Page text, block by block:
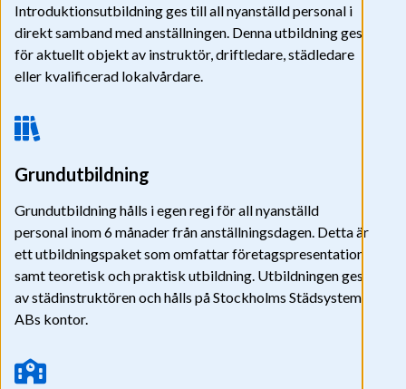
Introduktionsutbildning ges till all nyanställd personal i
direkt samband med anställningen. Denna utbildning ges
för aktuellt objekt av instruktör, driftledare, städledare
eller kvalificerad lokalvårdare.
Grundutbildning
Grundutbildning hålls i egen regi för all nyanställd
personal inom 6 månader från anställningsdagen. Detta är
ett utbildningspaket som omfattar företagspresentation
samt teoretisk och praktisk utbildning. Utbildningen ges
av städinstruktören och hålls på Stockholms Städsystem
ABs kontor.